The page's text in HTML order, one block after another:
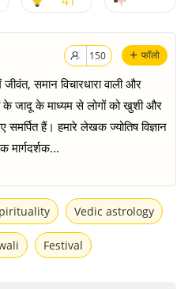
+ फॉलो
150
समान विचारधारा वाली और
के जादू के माध्यम से लोगों को खुशी और
हैं। हमारे लेखक ज्योतिष विज्ञान
Vedic astrology
Festival